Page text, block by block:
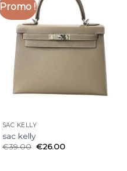
Promo !
SAC KELLY
sac kelly
€39.00 €26.00